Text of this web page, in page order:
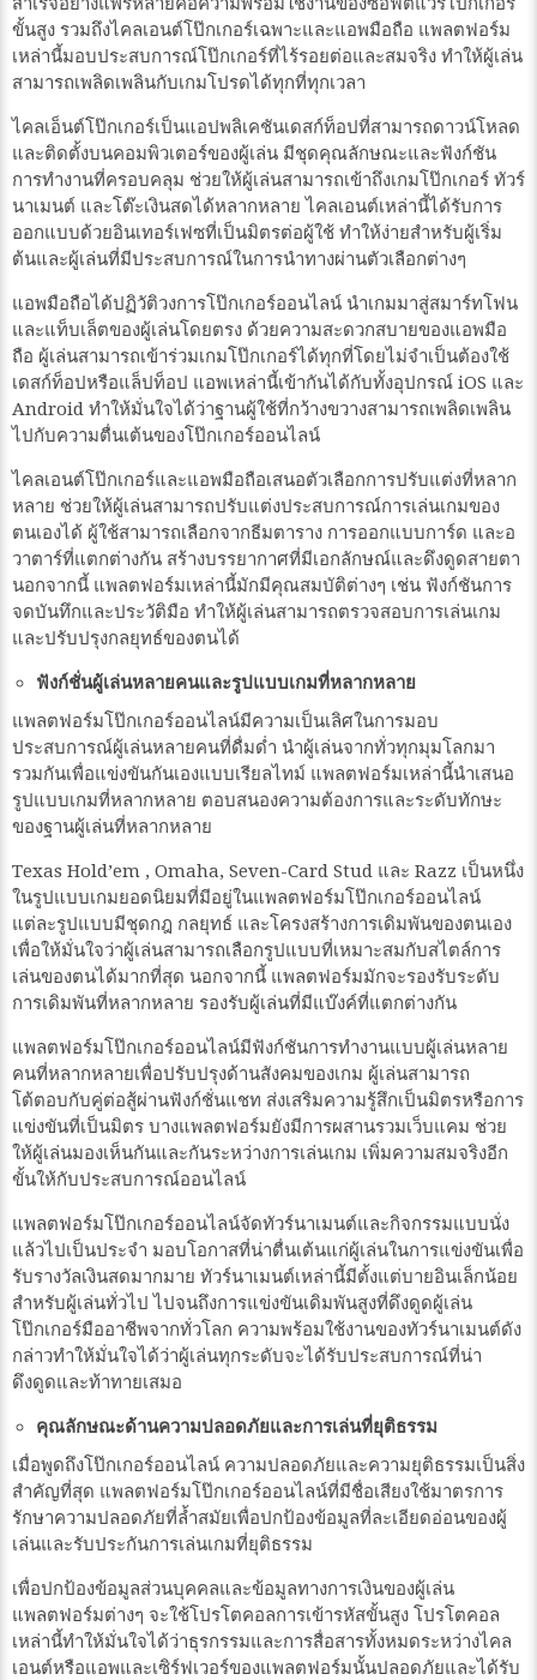
ขั้นสูง รวมถึงไคลเอนต์โป๊กเกอร์เฉพาะและแอพมือถือ แพลตฟอร์ม
เหล่านี้มอบประสบการณ์โป๊กเกอร์ที่ไร้รอยต่อและสมจริง ทำให้ผู้เล่น
สามารถเพลิดเพลินกับเกมโปรดได้ทุกที่ทุกเวลา
ไคลเอ็นต์โป๊กเกอร์เป็นแอปพลิเคชันเดสก์ท็อปที่สามารถดาวน์โหลด
และติดตั้งบนคอมพิวเตอร์ของผู้เล่น มีชุดคุณลักษณะและฟังก์ชัน
การทำงานที่ครอบคลุม ช่วยให้ผู้เล่นสามารถเข้าถึงเกมโป๊กเกอร์ ทัวร์
นาเมนต์ และโต๊ะเงินสดได้หลากหลาย ไคลเอนต์เหล่านี้ได้รับการ
ออกแบบด้วยอินเทอร์เฟซที่เป็นมิตรต่อผู้ใช้ ทำให้ง่ายสำหรับผู้เริ่ม
ต้นและผู้เล่นที่มีประสบการณ์ในการนำทางผ่านตัวเลือกต่างๆ
แอพมือถือได้ปฏิวัติวงการโป๊กเกอร์ออนไลน์ นำเกมมาสู่สมาร์ทโฟน
และแท็บเล็ตของผู้เล่นโดยตรง ด้วยความสะดวกสบายของแอพมือ
ถือ ผู้เล่นสามารถเข้าร่วมเกมโป๊กเกอร์ได้ทุกที่โดยไม่จำเป็นต้องใช้
เดสก์ท็อปหรือแล็ปท็อป แอพเหล่านี้เข้ากันได้กับทั้งอุปกรณ์ iOS และ
Android ทำให้มั่นใจได้ว่าฐานผู้ใช้ที่กว้างขวางสามารถเพลิดเพลิน
ไปกับความตื่นเต้นของโป๊กเกอร์ออนไลน์
ไคลเอนต์โป๊กเกอร์และแอพมือถือเสนอตัวเลือกการปรับแต่งที่หลาก
หลาย ช่วยให้ผู้เล่นสามารถปรับแต่งประสบการณ์การเล่นเกมของ
ตนเองได้ ผู้ใช้สามารถเลือกจากธีมตาราง การออกแบบการ์ด และอ
วาตาร์ที่แตกต่างกัน สร้างบรรยากาศที่มีเอกลักษณ์และดึงดูดสายตา
นอกจากนี้ แพลตฟอร์มเหล่านี้มักมีคุณสมบัติต่างๆ เช่น ฟังก์ชันการ
จดบันทึกและประวัติมือ ทำให้ผู้เล่นสามารถตรวจสอบการเล่นเกม
และปรับปรุงกลยุทธ์ของตนได้
ฟังก์ชั่นผู้เล่นหลายคนและรูปแบบเกมที่หลากหลาย
แพลตฟอร์มโป๊กเกอร์ออนไลน์มีความเป็นเลิศในการมอบ
ประสบการณ์ผู้เล่นหลายคนที่ดื่มด่ำ นำผู้เล่นจากทั่วทุกมุมโลกมา
รวมกันเพื่อแข่งขันกันเองแบบเรียลไทม์ แพลตฟอร์มเหล่านี้นำเสนอ
รูปแบบเกมที่หลากหลาย ตอบสนองความต้องการและระดับทักษะ
ของฐานผู้เล่นที่หลากหลาย
Texas Hold’em , Omaha, Seven-Card Stud และ Razz เป็นหนึ่ง
ในรูปแบบเกมยอดนิยมที่มีอยู่ในแพลตฟอร์มโป๊กเกอร์ออนไลน์
แต่ละรูปแบบมีชุดกฎ กลยุทธ์ และโครงสร้างการเดิมพันของตนเอง
เพื่อให้มั่นใจว่าผู้เล่นสามารถเลือกรูปแบบที่เหมาะสมกับสไตล์การ
เล่นของตนได้มากที่สุด นอกจากนี้ แพลตฟอร์มมักจะรองรับระดับ
การเดิมพันที่หลากหลาย รองรับผู้เล่นที่มีแบ๊งค์ที่แตกต่างกัน
แพลตฟอร์มโป๊กเกอร์ออนไลน์มีฟังก์ชันการทำงานแบบผู้เล่นหลาย
คนที่หลากหลายเพื่อปรับปรุงด้านสังคมของเกม ผู้เล่นสามารถ
โต้ตอบกับคู่ต่อสู้ผ่านฟังก์ชั่นแชท ส่งเสริมความรู้สึกเป็นมิตรหรือการ
แข่งขันที่เป็นมิตร บางแพลตฟอร์มยังมีการผสานรวมเว็บแคม ช่วย
ให้ผู้เล่นมองเห็นกันและกันระหว่างการเล่นเกม เพิ่มความสมจริงอีก
ขั้นให้กับประสบการณ์ออนไลน์
แพลตฟอร์มโป๊กเกอร์ออนไลน์จัดทัวร์นาเมนต์และกิจกรรมแบบนั่ง
แล้วไปเป็นประจำ มอบโอกาสที่น่าตื่นเต้นแก่ผู้เล่นในการแข่งขันเพื่อ
รับรางวัลเงินสดมากมาย ทัวร์นาเมนต์เหล่านี้มีตั้งแต่บายอินเล็กน้อย
สำหรับผู้เล่นทั่วไป ไปจนถึงการแข่งขันเดิมพันสูงที่ดึงดูดผู้เล่น
โป๊กเกอร์มืออาชีพจากทั่วโลก ความพร้อมใช้งานของทัวร์นาเมนต์ดัง
กล่าวทำให้มั่นใจได้ว่าผู้เล่นทุกระดับจะได้รับประสบการณ์ที่น่า
ดึงดูดและท้าทายเสมอ
คุณลักษณะด้านความปลอดภัยและการเล่นที่ยุติธรรม
เมื่อพูดถึงโป๊กเกอร์ออนไลน์ ความปลอดภัยและความยุติธรรมเป็นสิ่ง
สำคัญที่สุด แพลตฟอร์มโป๊กเกอร์ออนไลน์ที่มีชื่อเสียงใช้มาตรการ
รักษาความปลอดภัยที่ล้ำสมัยเพื่อปกป้องข้อมูลที่ละเอียดอ่อนของผู้
เล่นและรับประกันการเล่นเกมที่ยุติธรรม
เพื่อปกป้องข้อมูลส่วนบุคคลและข้อมูลทางการเงินของผู้เล่น
แพลตฟอร์มต่างๆ จะใช้โปรโตคอลการเข้ารหัสขั้นสูง โปรโตคอล
เหล่านี้ทำให้มั่นใจได้ว่าธุรกรรมและการสื่อสารทั้งหมดระหว่างไคล
เอนต์หรือแอพและเซิร์ฟเวอร์ของแพลตฟอร์มนั้นปลอดภัยและได้รับ